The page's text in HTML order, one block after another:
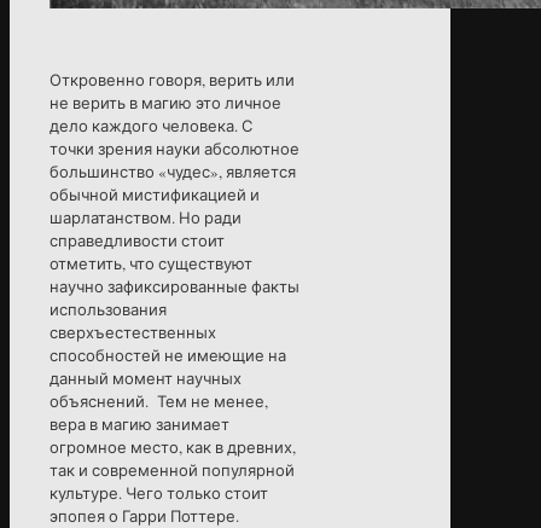
Откровенно говоря, верить или
не верить в магию это личное
дело каждого человека. С
точки зрения науки абсолютное
большинство «чудес», является
обычной мистификацией и
шарлатанством. Но ради
справедливости стоит
отметить, что существуют
научно зафиксированные факты
использования
сверхъестественных
способностей не имеющие на
данный момент научных
объяснений. Тем не менее,
вера в магию занимает
огромное место, как в древних,
так и современной популярной
культуре. Чего только стоит
эпопея о Гарри Поттере.